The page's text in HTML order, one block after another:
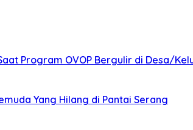
Program OVOP Bergulir di Desa/
Yang Hilang di Pantai Serang